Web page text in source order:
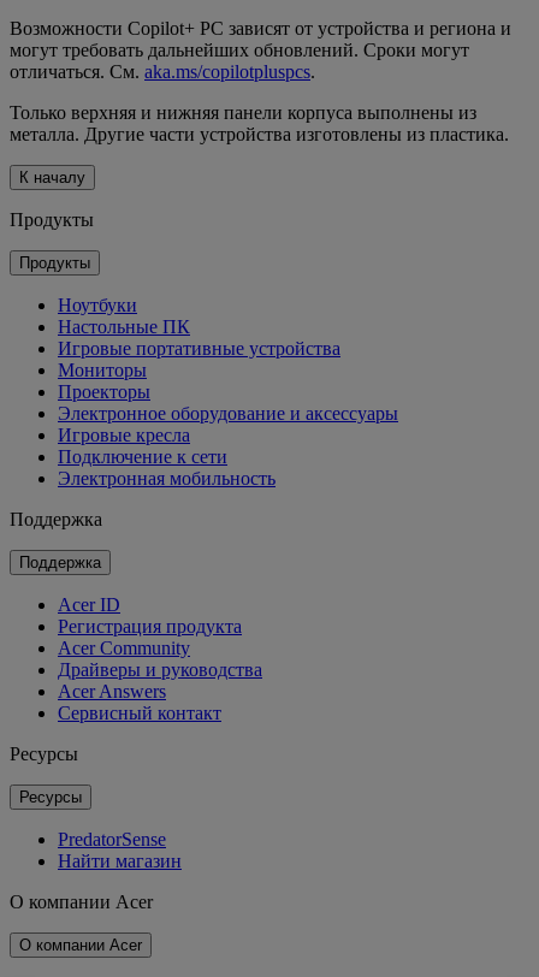
Возможности Copilot+ PC зависят от устройства и региона и
могут требовать дальнейших обновлений. Сроки могут
отличаться. См. aka.ms/copilotpluspcs.
Только верхняя и нижняя панели корпуса выполнены из
металла. Другие части устройства изготовлены из пластика.
К началу
Продукты
Продукты
Ноутбуки
Настольные ПК
Игровые портативные устройства
Мониторы
Проекторы
Электронное оборудование и аксессуары
Игровые кресла
Подключение к сети
Электронная мобильность
Поддержка
Поддержка
Acer ID
Регистрация продукта
Acer Community
Драйверы и руководства
Acer Answers
Сервисный контакт
Ресурсы
Ресурсы
PredatorSense
Найти магазин
О компании Acer
О компании Acer